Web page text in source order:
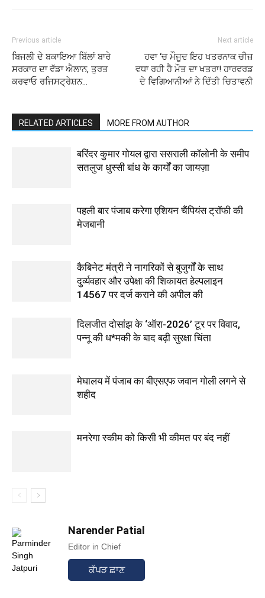
Previous article
ਬਿਜਲੀ ਦੇ ਬਕਾਇਆ ਬਿੱਲਾਂ ਬਾਰੇ
ਸਰਕਾਰ ਦਾ ਵੱਡਾ ਐਲਾਨ, ਤੁਰਤ
ਕਰਵਾਓ ਰਜਿਸਟ੍ਰੇਸ਼ਨ…
Next article
ਹਵਾ ‘ਚ ਮੌਜੂਦ ਇਹ ਖਤਰਨਾਕ ਚੀਜ਼
ਵਧਾ ਰਹੀ ਹੈ ਮੌਤ ਦਾ ਖਤਰਾ! ਹਾਰਵਰਡ
ਦੇ ਵਿਗਿਆਨੀਆਂ ਨੇ ਦਿੱਤੀ ਚਿਤਾਵਨੀ
RELATED ARTICLES MORE FROM AUTHOR
बरिंदर कुमार गोयल द्वारा ससराली कॉलोनी के समीप
सतलुज धुस्सी बांध के कार्यों का जायज़ा
पहली बार पंजाब करेगा एशियन चैंपियंस ट्रॉफी की
मेजबानी
कैबिनेट मंत्री ने नागरिकों से बुजुर्गों के साथ
दुर्व्यवहार और उपेक्षा की शिकायत हेल्पलाइन
14567 पर दर्ज कराने की अपील की
दिलजीत दोसांझ के ‘ऑरा-2026’ टूर पर विवाद,
पन्नू की ध*मकी के बाद बढ़ी सुरक्षा चिंता
मेघालय में पंजाब का बीएसएफ जवान गोली लगने से
शहीद
मनरेगा स्कीम को किसी भी कीमत पर बंद नहीं
Narender Patial
Editor in Chief
ਕੱਪੜ ਛਾਣ